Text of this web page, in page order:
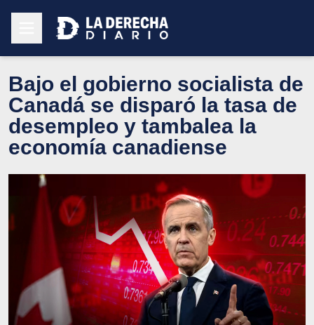
Bajo el gobierno socialista de
Canadá se disparó la tasa de
desempleo y tambalea la
economía canadiense